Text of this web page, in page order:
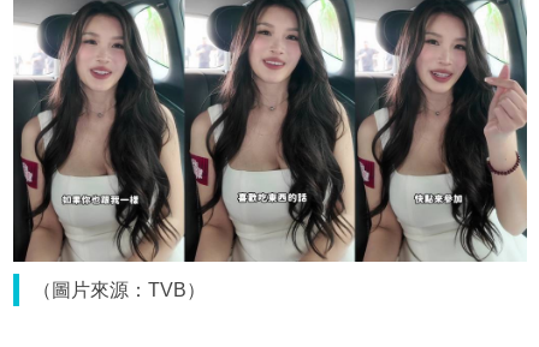
（圖片來源：TVB）